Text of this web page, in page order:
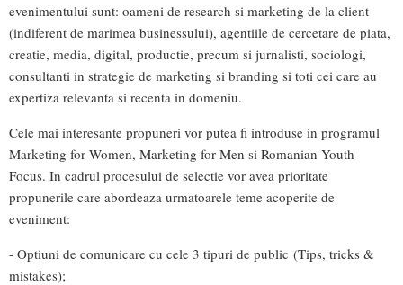
evenimentului sunt: oameni de research si marketing de la client
(indiferent de marimea businessului), agentiile de cercetare de piata,
creatie, media, digital, productie, precum si jurnalisti, sociologi,
consultanti in strategie de marketing si branding si toti cei care au
expertiza relevanta si recenta in domeniu.
Cele mai interesante propuneri vor putea fi introduse in programul
Marketing for Women, Marketing for Men si Romanian Youth
Focus. In cadrul procesului de selectie vor avea prioritate
propunerile care abordeaza urmatoarele teme acoperite de
eveniment:
- Optiuni de comunicare cu cele 3 tipuri de public (Tips, tricks &
mistakes);